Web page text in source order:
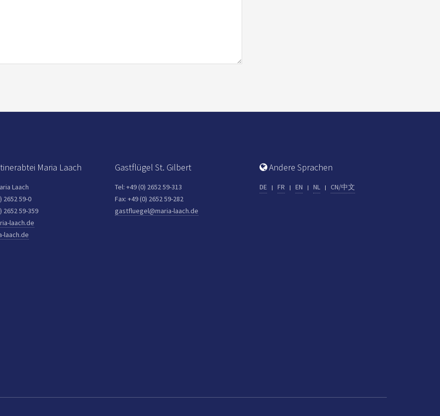
Maria Laach
Laach
2652 59-0
2652 59-359
laach.de
laach.de
Gastflügel St. Gilbert
Tel: +49 (0) 2652 59-313
Fax: +49 (0) 2652 59-282
gastfluegel@maria-laach.de
Andere Sprachen
DE FR EN NL CN/中文